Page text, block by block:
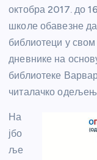
октобра 2017. до
школе обавезне
библиотеци у
дневнике на
библиотеке
читалачко
На
јбо
ље